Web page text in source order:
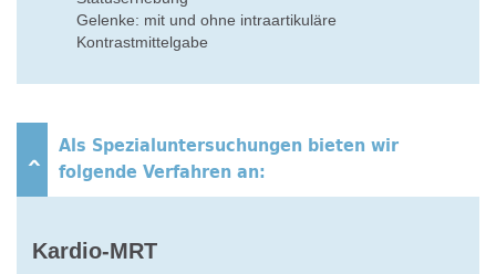
Gelenke: mit und ohne intraartikuläre
Kontrastmittelgabe
Als Spezialuntersuchungen bieten wir
folgende Verfahren an:
Kardio-MRT